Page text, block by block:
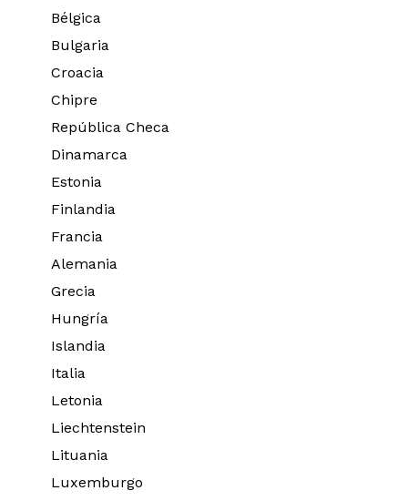
Bélgica
Bulgaria
Croacia
Chipre
República Checa
Dinamarca
Estonia
Finlandia
Francia
Alemania
Grecia
Hungría
Islandia
Italia
Letonia
Liechtenstein
Lituania
Luxemburgo